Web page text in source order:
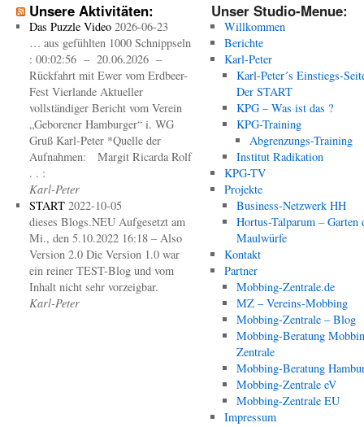
Unsere Aktivitäten:
Das Puzzle Video 2026-06-23
… aus gefühlten 1000 Schnippseln
: 00:02:56 – 20.06.2026 –
Rückfahrt mit Ewer vom Erdbeer-
Fest Vierlande Aktueller
vollständiger Bericht vom Verein
„Geborener Hamburger“ i. WG
Gruß Karl-Peter *Quelle der
Aufnahmen: Margit Ricarda Rolf
. . :
Karl-Peter
START 2022-10-05
dieses Blogs.NEU Aufgesetzt am
Mi., den 5.10.2022 16:18 – Also
Version 2.0 Die Version 1.0 war
ein reiner TEST-Blog und vom
Inhalt nicht sehr vorzeigbar.
Karl-Peter
Unser Studio-Menue:
Willkommen
Berichte
Karl-Peter
Karl-Peter´s Einstiegs-
Der START
KPG – Was ist das ?
KPG-Training
Abgrenzungs-Training
Institut Radikation
KPG-TV
Projekte
Business-Netzwerk HH
Hortus-Talparum – Garten
Maulwürfe
Kontakt
Partner
Mobbing-Zentrale.de
MZ – Vereins-Mobbing
Mobbing-Zentrale – Blog
Mobbing-Beratung
Zentrale
Mobbing-Beratung
Mobbing-Zentrale eV
Mobbing-Zentrale EU
Impressum